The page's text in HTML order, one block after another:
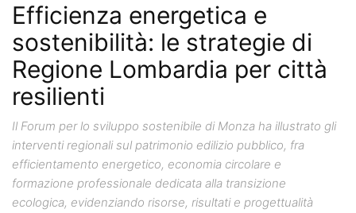
Efficienza energetica e
sostenibilità: le strategie di
Regione Lombardia per città
resilienti
Il Forum per lo sviluppo sostenibile di Monza ha illustrato gli
interventi regionali sul patrimonio edilizio pubblico, fra
efficientamento energetico, economia circolare e
formazione professionale dedicata alla transizione
ecologica, evidenziando risorse, risultati e progettualità